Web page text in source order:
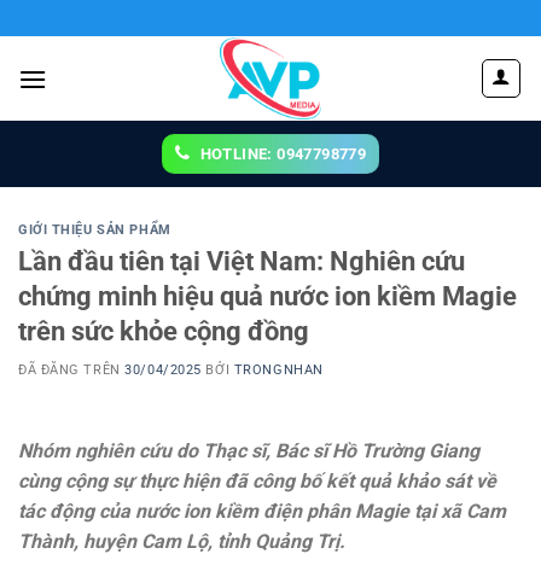
đến
nội
HOTLINE: 0947798779
GIỚI THIỆU SẢN PHẨM
Lần đầu tiên tại Việt Nam: Nghiên cứu
chứng minh hiệu quả nước ion kiềm Magie
trên sức khỏe cộng đồng
ĐÃ ĐĂNG TRÊN30/04/2025 BỞI TRONGNHAN
Nhóm nghiên cứu do Thạc sĩ, Bác sĩ Hồ Trường Giang
cùng cộng sự thực hiện đã công bố kết quả khảo sát về
tác động của nước ion kiềm điện phân Magie tại xã Cam
Thành, huyện Cam Lộ, tỉnh Quảng Trị.